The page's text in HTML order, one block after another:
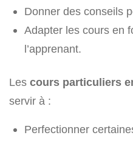
Donner des conseils
Adapter les cours en
l’apprenant.
Les cours particuliers
servir à :
Perfectionner